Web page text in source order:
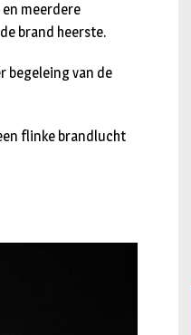
meerdere
brand heerste.
begeleing van de
flinke brandlucht